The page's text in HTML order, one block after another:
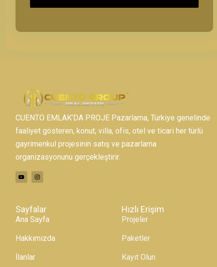
CUENTO EMLAK’DA PROJE Pazarlama, Türkiye genelinde
faaliyet gösteren, konut, villa, ofis, otel ve ticari her türlü
gayrimenkul projesinin satış ve pazarlama
organizasyonunu gerçekleştirir.
Sayfalar
Ana Sayfa
Hakkımızda
İlanlar
Hızlı Erişim
Projeler
Paketler
Kayıt Olun